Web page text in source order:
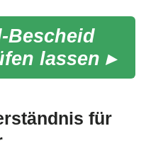
Bescheid
lassen ▸
für